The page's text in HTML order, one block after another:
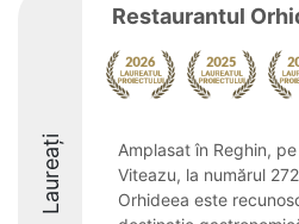
Laureați
Restaurantul
Amplasat în Reghin,
Viteazu, la numărul
Orhideea este